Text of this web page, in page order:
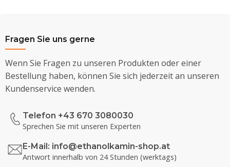
Fragen Sie uns gerne
Wenn Sie Fragen zu unseren Produkten oder einer
Bestellung haben, können Sie sich jederzeit an unseren
Kundenservice wenden.
Telefon +43 670 3080030
Sprechen Sie mit unseren Experten
E-Mail: info@ethanolkamin-shop.at
Antwort innerhalb von 24 Stunden (werktags)